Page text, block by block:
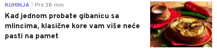
0
KUHINJA Pre 38 min
Kad jednom probate gibanicu sa
mlincima, klasične kore vam više neće
pasti na pamet